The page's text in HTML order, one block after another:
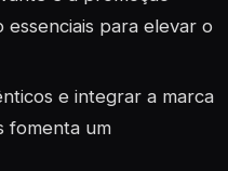
essenciais para elevar o
e integrar a marca
fomenta um